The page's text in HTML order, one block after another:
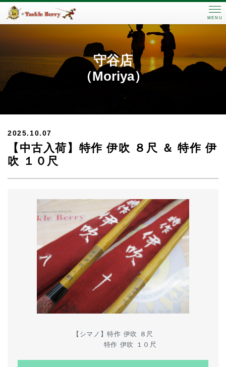
MENU
守谷店
（Moriya）
2025.10.07
【中古入荷】特作 伊吹 ８尺 ＆ 特作 伊
吹 １０尺
【シマノ】特作 伊吹 ８尺
特作 伊吹 １０尺